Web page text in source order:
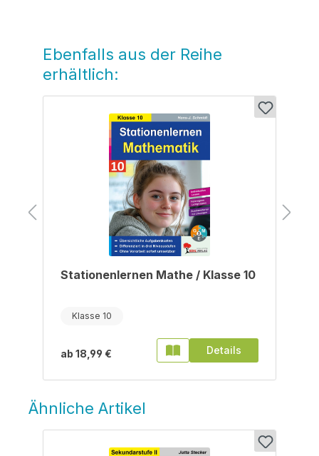
Produktgalerie überspringen
Ebenfalls aus der Reihe
erhältlich:
Stationenlernen Mathe / Klasse 10
Klasse 10
ab 18,99 € Details
Ähnliche Artikel